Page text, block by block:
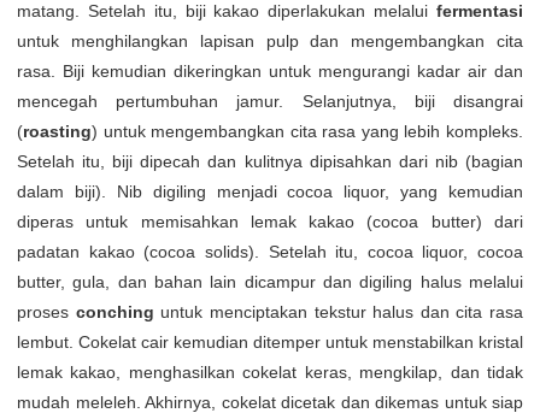
matang. Setelah itu, biji kakao diperlakukan melalui fermentasi
untuk menghilangkan lapisan pulp dan mengembangkan cita
rasa. Biji kemudian dikeringkan untuk mengurangi kadar air dan
mencegah pertumbuhan jamur. Selanjutnya, biji disangrai
(roasting) untuk mengembangkan cita rasa yang lebih kompleks.
Setelah itu, biji dipecah dan kulitnya dipisahkan dari nib (bagian
dalam biji). Nib digiling menjadi cocoa liquor, yang kemudian
diperas untuk memisahkan lemak kakao (cocoa butter) dari
padatan kakao (cocoa solids). Setelah itu, cocoa liquor, cocoa
butter, gula, dan bahan lain dicampur dan digiling halus melalui
proses conching untuk menciptakan tekstur halus dan cita rasa
lembut. Cokelat cair kemudian ditemper untuk menstabilkan kristal
lemak kakao, menghasilkan cokelat keras, mengkilap, dan tidak
mudah meleleh. Akhirnya, cokelat dicetak dan dikemas untuk siap